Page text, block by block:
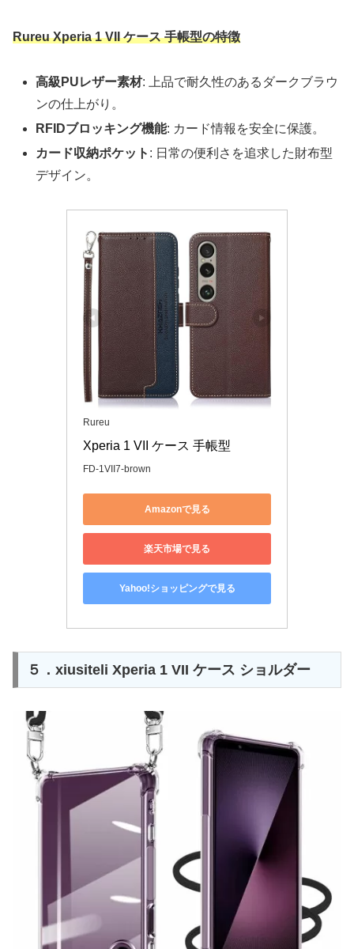
Rureu Xperia 1 VII ケース 手帳型の特徴
高級PUレザー素材: 上品で耐久性のあるダークブラウ
ンの仕上がり。
RFIDブロッキング機能: カード情報を安全に保護。
カード収納ポケット : 日常の便利さを追求した財布型
デザイン。
Rureu
Xperia 1 VII ケース 手帳型
FD-1VII7-brown
Amazonで見る
楽天市場で見る
Yahoo!ショッピングで見る
５．xiusiteli Xperia 1 VII ケース ショルダー